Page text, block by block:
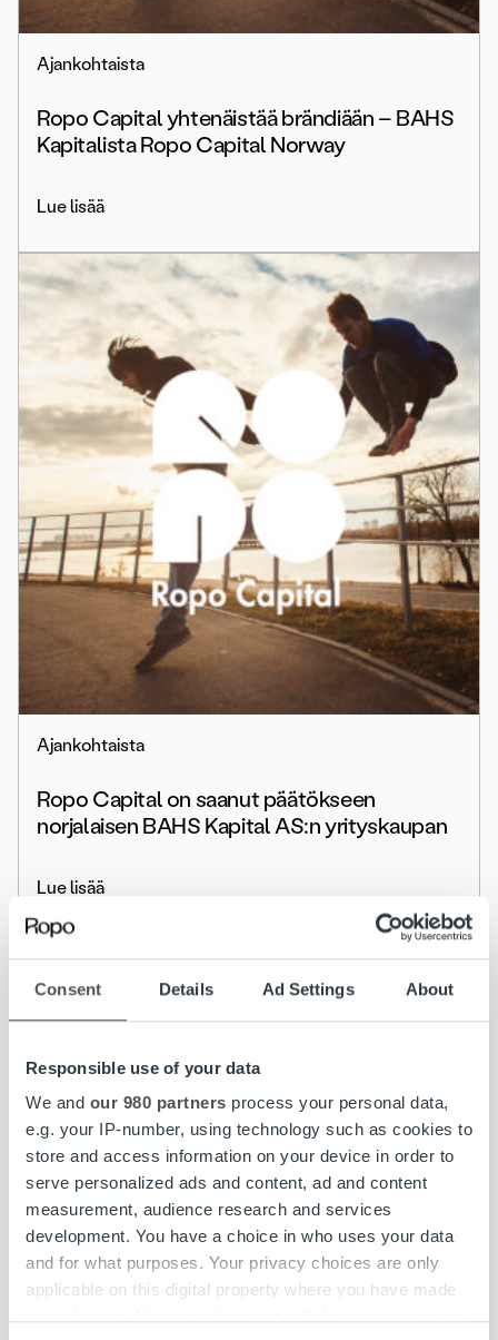
Consent Details Ad Settings About
Responsible use of your data
We and our 980 partners process your personal data,
e.g. your IP-number, using technology such as cookies to
store and access information on your device in order to
serve personalized ads and content, ad and content
measurement, audience research and services
development. You have a choice in who uses your data
and for what purposes. Your privacy choices are only
applicable on this digital property where you have made
Ajankohtaista
Ropo Capital yhtenäistää brändiään – BAHS
Kapitalista Ropo Capital Norway
Lue lisää
Ajankohtaista
Ropo Capital on saanut päätökseen
norjalaisen BAHS Kapital AS:n yrityskaupan
Lue lisää